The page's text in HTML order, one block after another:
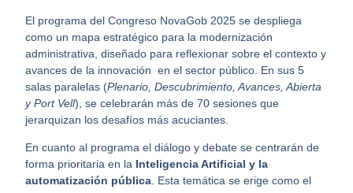
El programa del Congreso NovaGob 2025 se despliega
como un mapa estratégico para la modernización
administrativa, diseñado para reflexionar sobre el contexto y
avances de la innovación en el sector público. En sus 5
salas paralelas (Plenario, Descubrimiento, Avances, Abierta
y Port Vell), se celebrarán más de 70 sesiones que
jerarquizan los desafíos más acuciantes.
En cuanto al programa el diálogo y debate se centrarán de
forma prioritaria en la Inteligencia Artificial y la
automatización pública . Esta temática se erige como el